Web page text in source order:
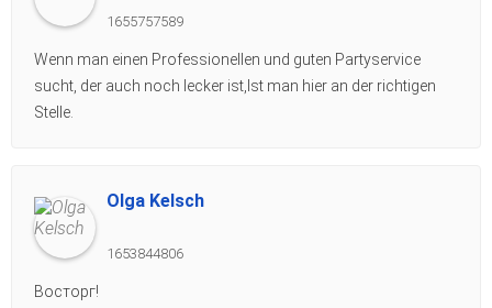
1655757589
Wenn man einen Professionellen und guten Partyservice
sucht, der auch noch lecker ist,Ist man hier an der richtigen
Stelle.
Olga Kelsch
1653844806
Восторг!